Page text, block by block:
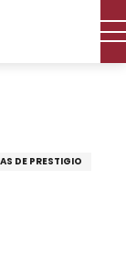
DE PRESTIGIO